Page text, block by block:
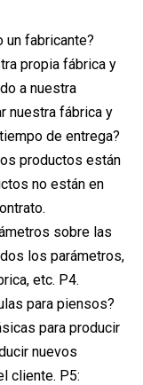
un fabricante?
propia fábrica y
a nuestra
nuestra fábrica y
de entrega?
productos están
no están en
sobre las
los parámetros,
etc. P4.
para piensos?
para producir
nuevos
cliente. P5: